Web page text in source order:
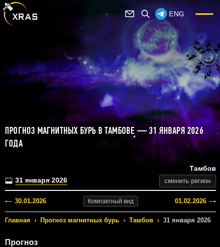
ENG
ПРОГНОЗ МАГНИТНЫХ БУРЬ В ТАМБОВЕ — 31 ЯНВАРЯ 2026
ГОДА
31 января 2026
Тамбов
сменить регион
30.01.2026 Компактный вид 01.02.2026
Главная › Прогноз магнитных бурь › Тамбов › 31 января 2026
Прогноз